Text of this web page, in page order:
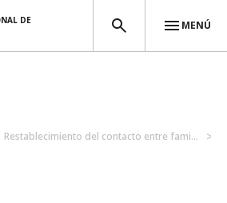
DE
MENÚ
Restablecimiento del contacto entre fami...